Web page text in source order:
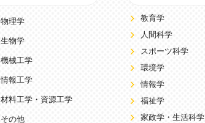
物理学
生物学
機械工学
情報工学
材料工学・資源工学
その他
教育学
人間科学
スポーツ科学
環境学
情報学
福祉学
家政学・生活科学